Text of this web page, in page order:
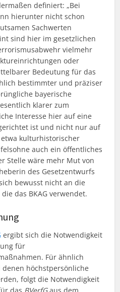
definiert: „Bei
hierunter nicht schon
Sachwerten
sind hier im gesetzlichen
vielmehr
oder
Bedeutung für das
bestimmter und präziser
bayerische
klarer zum
Interesse hier auf eine
ist und nicht nur auf
kulturhistorischer
auch ein öffentliches
Stelle wäre mehr Mut von
des Gesetzentwurfs
bewusst nicht an die
das BKAG verwendet.
ergibt sich die Notwendigkeit
für
Für ähnlich
höchstpersönliche
folgt die Notwendigkeit